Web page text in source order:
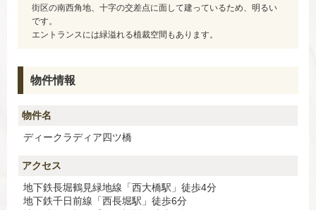
街区の南西角地、十字の交差点に面して建っているため、明るい
です。
エントランスには緑溢れる植裁空間もあります。
物件情報
物件名
ディークラディア四ツ橋
アクセス
地下鉄長堀鶴見緑地線「西大橋駅」徒歩4分
地下鉄千日前線「西長堀駅」徒歩6分